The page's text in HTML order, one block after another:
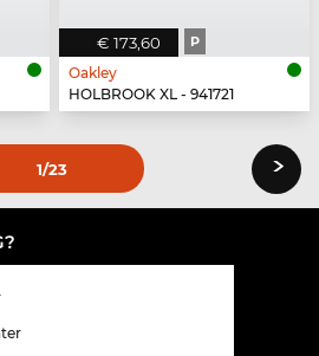
€ 173,60 P
Oakley
HOLBROOK XL - 941721
1/23 ›